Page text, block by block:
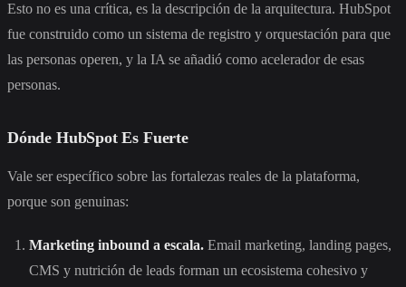
Esto no es una crítica, es la descripción de la arquitectura. HubSpot
fue construido como un sistema de registro y orquestación para que
las personas operen, y la IA se añadió como acelerador de esas
personas.
Dónde HubSpot Es Fuerte
Vale ser específico sobre las fortalezas reales de la plataforma,
porque son genuinas:
Marketing inbound a escala. Email marketing, landing pages,
CMS y nutrición de leads forman un ecosistema cohesivo y